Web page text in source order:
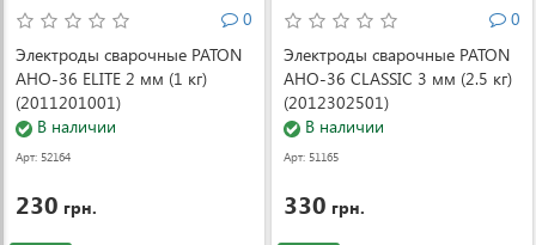
0
Электроды сварочные PATON
АНО-36 ELITE 2 мм (1 кг)
(2011201001)
В наличии
Арт: 52164
230 грн.
0
Электроды сварочные PATON
АHО-36 CLASSIC 3 мм (2.5 кг)
(2012302501)
В наличии
Арт: 51165
330 грн.